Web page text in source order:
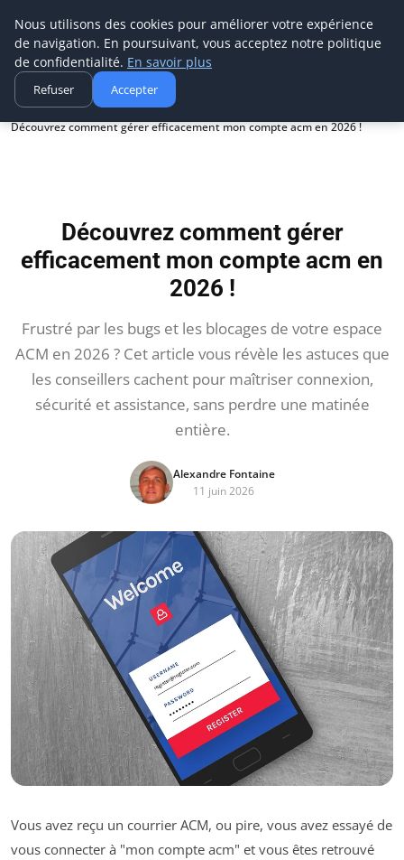
Aecme
Accueil
Découvrez comment gérer efficacement mon compte acm en 2026 !
Découvrez comment gérer
efficacement mon compte acm en
2026 !
Frustré par les bugs et les blocages de votre espace
ACM en 2026 ? Cet article vous révèle les astuces que
les conseillers cachent pour maîtriser connexion,
sécurité et assistance, sans perdre une matinée
entière.
Alexandre Fontaine
11 juin 2026
Vous avez reçu un courrier ACM, ou pire, vous avez essayé de
vous connecter à "mon compte acm" et vous êtes retrouvé
Nous utilisons des cookies pour améliorer votre expérience
de navigation. En poursuivant, vous acceptez notre politique
de confidentialité. En savoir plus
Refuser Accepter